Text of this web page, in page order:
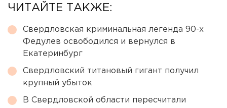
ЧИТАЙТЕ ТАКЖЕ:
Свердловская криминальная легенда 90-х
Федулев освободился и вернулся в
Екатеринбург
Свердловский титановый гигант получил
крупный убыток
В Свердловской области пересчитали